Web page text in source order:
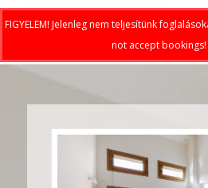
FIGYELEM! Jelenleg nem teljesítünk
not accept bookings!